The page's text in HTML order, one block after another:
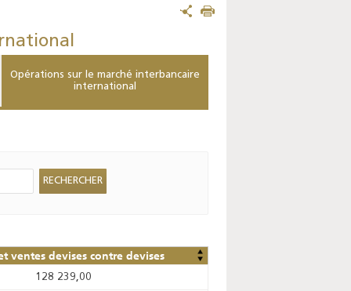
Opérations sur le marché interbancaire
international
ventes devises contre devises
128 239,00